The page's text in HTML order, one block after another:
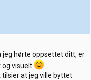
jeg hørte oppsettet ditt, er
og visuelt
tilsier at jeg ville byttet